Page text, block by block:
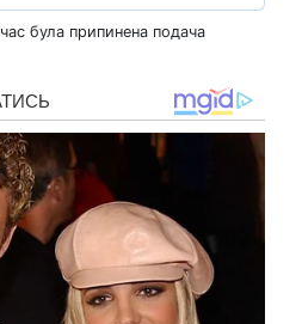
була припинена подача